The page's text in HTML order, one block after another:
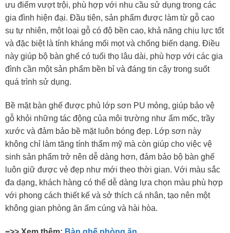
ưu điểm vượt trội, phù hợp với nhu cầu sử dụng trong các
gia đình hiện đại. Đầu tiên, sản phẩm được làm từ gỗ cao
su tự nhiên, một loại gỗ có độ bền cao, khả năng chịu lực tốt
và đặc biệt là tính kháng mối mọt và chống biến dạng. Điều
này giúp bộ bàn ghế có tuổi thọ lâu dài, phù hợp với các gia
đình cần một sản phẩm bền bỉ và đáng tin cậy trong suốt
quá trình sử dụng.
Bề mặt bàn ghế được phủ lớp sơn PU mỏng, giúp bảo vệ
gỗ khỏi những tác động của môi trường như ẩm mốc, trầy
xước và đảm bảo bề mặt luôn bóng đẹp. Lớp sơn này
không chỉ làm tăng tính thẩm mỹ mà còn giúp cho việc vệ
sinh sản phẩm trở nên dễ dàng hơn, đảm bảo bộ bàn ghế
luôn giữ được vẻ đẹp như mới theo thời gian. Với màu sắc
đa dạng, khách hàng có thể dễ dàng lựa chọn màu phù hợp
với phong cách thiết kế và sở thích cá nhân, tạo nên một
không gian phòng ăn ấm cúng và hài hòa.